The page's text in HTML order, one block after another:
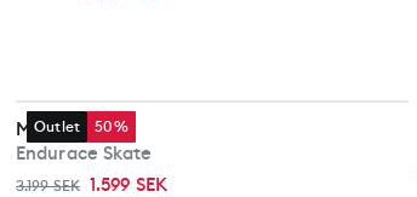
Outlet 50%
Madshus
Endurace Skate
3.199 SEK 1.599 SEK